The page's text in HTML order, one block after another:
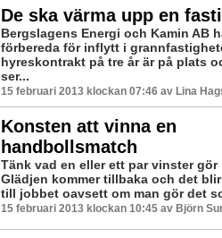
De ska värma upp en
Bergslagens Energi och Kamin AB
förbereda för inflytt i
hyreskontrakt på tre år är på plats
ser...
15 februari 2013 klockan 07:46 av Lina
Konsten att vinna en
handbollsmatch
Tänk vad en eller ett par vinster gör
Glädjen kommer tillbaka och det
till jobbet oavsett om man gör det
15 februari 2013 klockan 10:45 av Björn